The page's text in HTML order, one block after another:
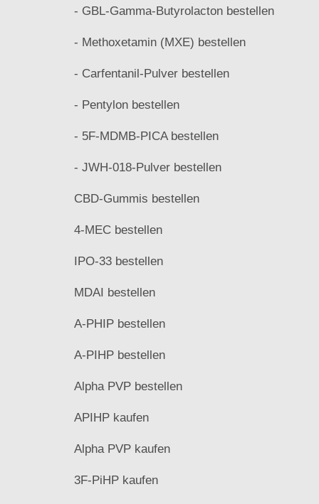
- GBL-Gamma-Butyrolacton bestellen
- Methoxetamin (MXE) bestellen
- Carfentanil-Pulver bestellen
- Pentylon bestellen
- 5F-MDMB-PICA bestellen
- JWH-018-Pulver bestellen
CBD-Gummis bestellen
4-MEC bestellen
IPO-33 bestellen
MDAI bestellen
A-PHIP bestellen
A-PIHP bestellen
Alpha PVP bestellen
APIHP kaufen
Alpha PVP kaufen
3F-PiHP kaufen